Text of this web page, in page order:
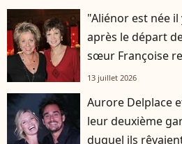
"Aliénor est née
après le départ
sœur Françoise
13 juillet 2026
Aurore Delplace
leur deuxième
duquel ils